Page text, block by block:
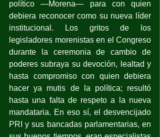
político —Morena— para con quien
debiera reconocer como su nueva líder
institucional. Los gritos de los
legisladores morenistas en el Congreso
durante la ceremonia de cambio de
poderes subraya su devoción, lealtad y
hasta compromiso con quien debiera
hacer ya mutis de la política; resultó
hasta una falta de respeto a la nueva
mandataria. En eso sí, el desvencijado
PRI y sus bancadas parlamentarias, en